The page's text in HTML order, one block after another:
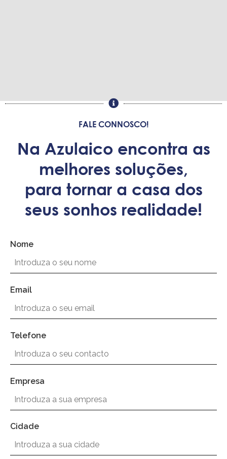
FALE CONNOSCO!
Na Azulaico encontra as
melhores soluções,
para tornar a casa dos
seus sonhos realidade!
Nome
Email
Telefone
Empresa
Cidade